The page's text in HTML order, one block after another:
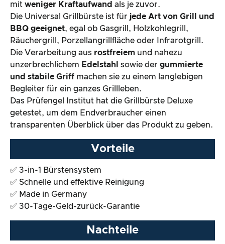
Preis-/ Leistungsverhältnis
Gesamtergebnis
mit weniger Kraftaufwand als je zuvor.
Die Universal Grillbürste ist für jede Art von Grill und
BBQ geeignet, egal ob Gasgrill, Holzkohlegrill,
Räuchergrill, Porzellangrillfläche oder Infrarotgrill.
Die Verarbeitung aus rostfreiem und nahezu
unzerbrechlichem Edelstahl sowie der gummierte
und stabile Griff machen sie zu einem langlebigen
Begleiter für ein ganzes Grillleben.
Das Prüfengel Institut hat die Grillbürste Deluxe
getestet, um dem Endverbraucher einen
transparenten Überblick über das Produkt zu geben.
Vorteile
✅ 3-in-1 Bürstensystem
✅ Schnelle und effektive Reinigung
✅ Made in Germany
✅ 30-Tage-Geld-zurück-Garantie
Nachteile